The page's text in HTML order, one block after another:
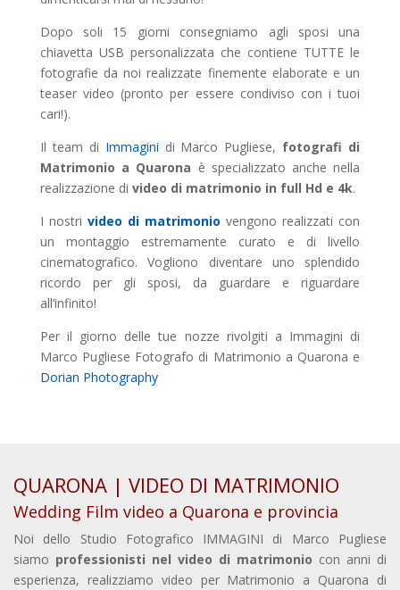
Dopo soli 15 giorni consegniamo agli sposi una
chiavetta USB personalizzata che contiene TUTTE le
fotografie da noi realizzate finemente elaborate e un
teaser video (pronto per essere condiviso con i tuoi
cari!).
Il team di Immagini di Marco Pugliese, fotografi di
Matrimonio a Quarona è specializzato anche nella
realizzazione di video di matrimonio in full Hd e 4k.
I nostri video di matrimonio vengono realizzati con
un montaggio estremamente curato e di livello
cinematografico. Vogliono diventare uno splendido
ricordo per gli sposi, da guardare e riguardare
all’infinito!
Per il giorno delle tue nozze rivolgiti a Immagini di
Marco Pugliese Fotografo di Matrimonio a Quarona e
Dorian Photography
QUARONA | VIDEO DI MATRIMONIO
Wedding Film video a Quarona e provincia
Noi dello Studio Fotografico IMMAGINI di Marco Pugliese
siamo professionisti nel video di matrimonio con anni di
esperienza, realizziamo video per Matrimonio a Quarona di